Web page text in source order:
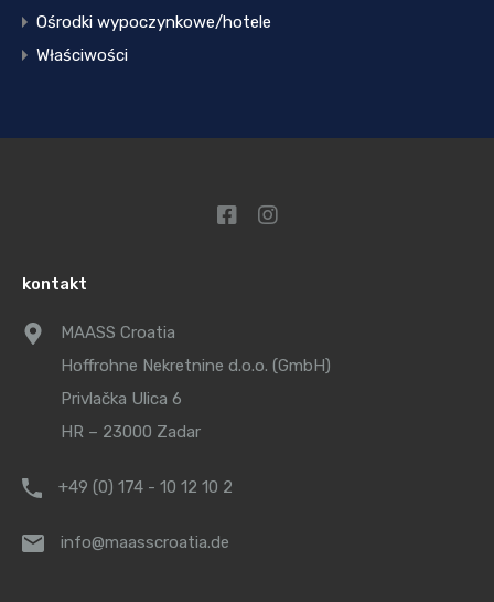
Ośrodki wypoczynkowe/hotele
Właściwości
kontakt
MAASS Croatia
Hoffrohne Nekretnine d.o.o. (GmbH)
Privlačka Ulica 6
HR – 23000 Zadar
+49 (0) 174 - 10 12 10 2
info@maasscroatia.de